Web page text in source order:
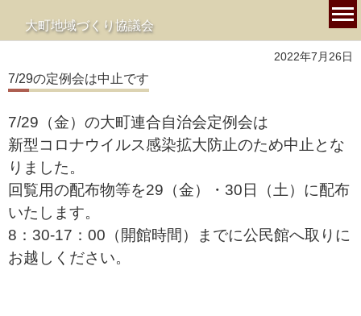
大町地域づくり協議会
2022年7月26日
7/29の定例会は中止です
7/29（金）の大町連合自治会定例会は
新型コロナウイルス感染拡大防止のため中止とな
りました。
回覧用の配布物等を29（金）・30日（土）に配布
いたします。
8：30-17：00（開館時間）までに公民館へ取りに
お越しください。